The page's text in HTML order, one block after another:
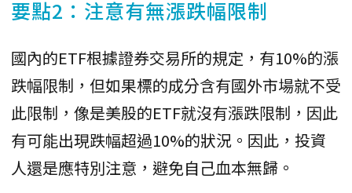
要點2：注意有無漲跌幅限制
國內的ETF根據證券交易所的規定，有10%的漲
跌幅限制，但如果標的成分含有國外市場就不受
此限制，像是美股的ETF就沒有漲跌限制，因此
有可能出現跌幅超過10%的狀況。因此，投資
人還是應特別注意，避免自己血本無歸。